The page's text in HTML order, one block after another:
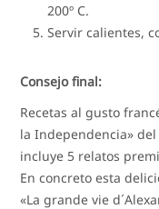
200º C.
Servir calientes,
Consejo final:
Recetas al gusto
la Independencia»
incluye 5 relatos
En concreto esta
«La grande vie